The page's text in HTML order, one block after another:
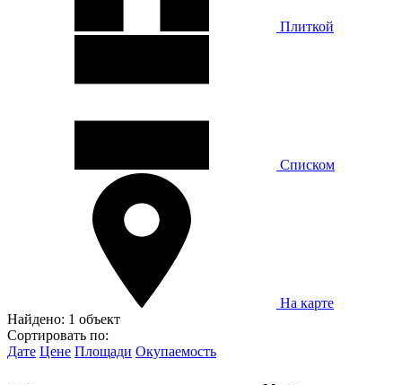
Плиткой
Списком
На карте
Найдено: 1 объект
Сортировать по:
Дате Цене Площади Окупаемость